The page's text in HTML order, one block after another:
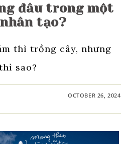
đâu trong một
tạo?
thì trồng cây, nhưng
sao?
OCTOBER 26, 2024